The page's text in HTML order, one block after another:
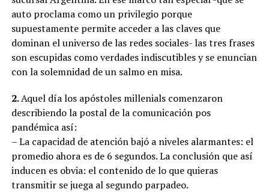
auto proclama como un privilegio porque
supuestamente permite acceder a las claves que
dominan el universo de las redes sociales- las tres frases
son escupidas como verdades indiscutibles y se enuncian
con la solemnidad de un salmo en misa.
2.Aquel día los apóstoles millenials comenzaron
describiendo la postal de la comunicación pos
pandémica así:
– La capacidad de atención bajó a niveles alarmantes: el
promedio ahora es de 6 segundos. La conclusión que así
inducen es obvia: el contenido de lo que quieras
transmitir se juega al segundo parpadeo.